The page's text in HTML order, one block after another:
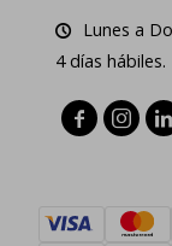
Lunes a
4 días hábiles.
  